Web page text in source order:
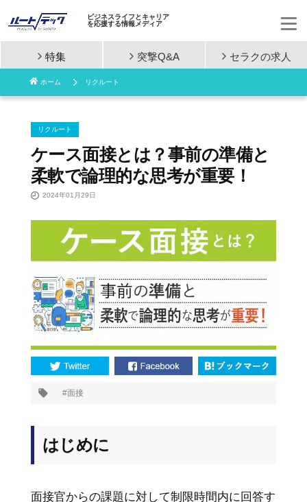
コ
ン
ビジネスライフとキャリア
を応援する情報メディア
特集 突撃Q&A セラクの求人
ホーム リクルート
リクルート
ケース面接とは？事前の準備と
柔軟で論理的な思考が重要！
2024年01月29日
面接
はじめに
面接官からの課題に対して制限時間内に回答す